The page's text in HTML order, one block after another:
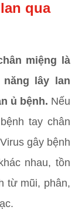
qua
miệng là
lây lan
ủ bệnh. Nếu
tay chân
gây bệnh
nhau, tồn
từ mũi, phân,